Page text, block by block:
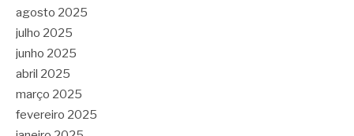
agosto 2025
julho 2025
junho 2025
abril 2025
março 2025
fevereiro 2025